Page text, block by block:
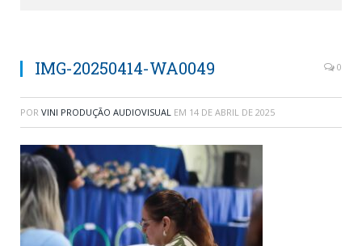
IMG-20250414-WA0049 0
POR VINI PRODUÇÃO AUDIOVISUAL EM 14 DE ABRIL DE 2025